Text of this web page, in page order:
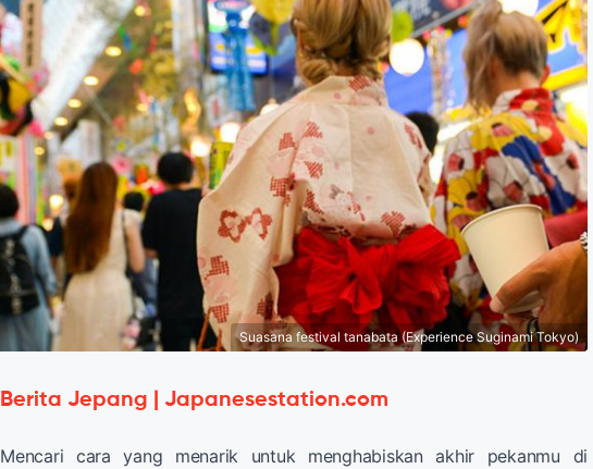
Suasana festival tanabata (Experience Suginami Tokyo)
Berita Jepang | Japanesestation.com
Mencari cara yang menarik untuk menghabiskan akhir pekanmu di